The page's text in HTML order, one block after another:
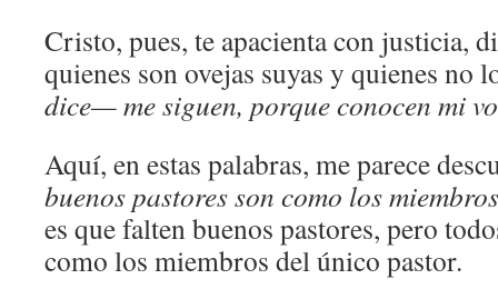
Cristo, pues, te apacienta con justicia,
quienes son ovejas suyas y quienes no
dice— me siguen, porque conocen mi
Aquí, en estas palabras, me parece
buenos pastores son como los
es que falten buenos pastores, pero
como los miembros del único pastor.